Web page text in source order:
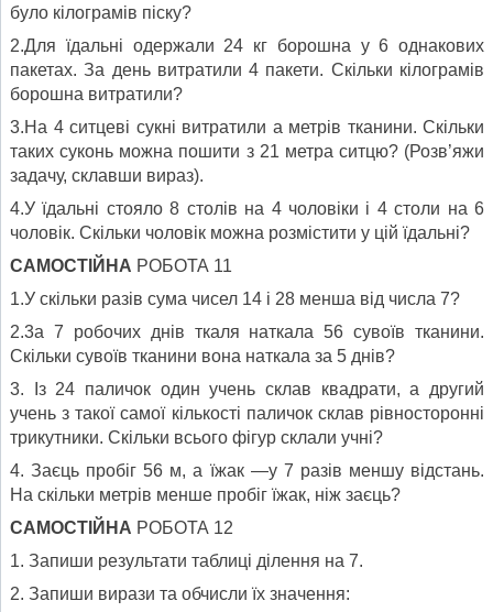
було кілограмів піску?
2.Для їдальні одержали 24 кг борошна у 6 однакових
пакетах. За день витратили 4 пакети. Скільки кілограмів
борошна витратили?
3.На 4 ситцеві сукні витратили а метрів тканини. Скільки
таких суконь можна пошити з 21 метра ситцю? (Розв’яжи
задачу, склавши вираз).
4.У їдальні стояло 8 столів на 4 чоловіки і 4 столи на 6
чоловік. Скільки чоловік можна розмістити у цій їдальні?
САМОСТІЙНА РОБОТА 11
1.У скільки разів сума чисел 14 і 28 менша від числа 7?
2.3а 7 робочих днів ткаля наткала 56 сувоїв тканини.
Скільки сувоїв тканини вона наткала за 5 днів?
3. Із 24 паличок один учень склав квадрати, а другий
учень з такої самої кількості паличок склав рівносторонні
трикутники. Скільки всього фігур склали учні?
4. Заєць пробіг 56 м, а їжак —у 7 разів меншу відстань.
На скільки метрів менше пробіг їжак, ніж заєць?
САМОСТІЙНА РОБОТА 12
1. Запиши результати таблиці ділення на 7.
2. Запиши вирази та обчисли їх значення: